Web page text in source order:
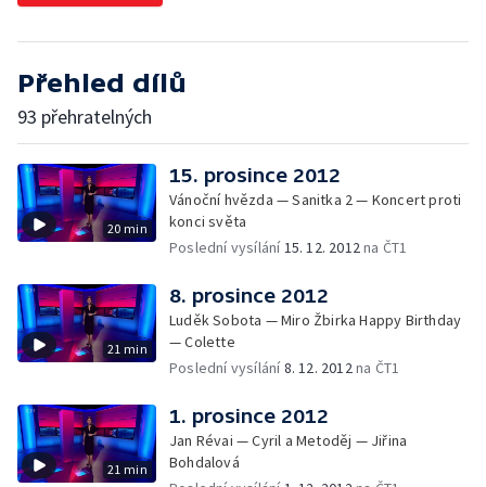
Přehled dílů
93 přehratelných
20 min
15. prosince 2012
Vánoční hvězda — Sanitka 2 — Koncert proti
konci světa
Poslední vysílání15. 12. 2012na ČT1
21 min
8. prosince 2012
Luděk Sobota — Miro Žbirka Happy Birthday
— Colette
Poslední vysílání8. 12. 2012na ČT1
21 min
1. prosince 2012
Jan Révai — Cyril a Metoděj — Jiřina
Bohdalová